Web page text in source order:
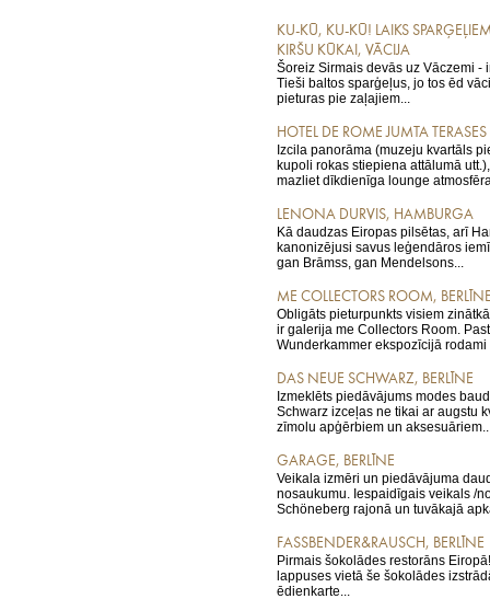
KU-KŪ, KU-KŪ! LAIKS
KIRŠU KŪKAI, VĀCIJA
Šoreiz Sirmais devās uz Vāczemi -
Tieši baltos sparģeļus, jo tos ēd
pieturas pie zaļajiem...
HOTEL DE ROME JUMTA
Izcila panorāma (muzeju kvartāls
kupoli rokas stiepiena attālumā
mazliet dīkdienīga lounge
LENONA DURVIS, HAMBURGA
Kā daudzas Eiropas pilsētas, arī
kanonizējusi savus leģendāros
gan Brāmss, gan Mendelsons...
ME COLLECTORS ROOM,
Obligāts pieturpunkts visiem
ir galerija me Collectors Room.
Wunderkammer ekspozīcijā rodami
DAS NEUE SCHWARZ, BERLĪNE
Izmeklēts piedāvājums modes
Schwarz izceļas ne tikai ar augstu
zīmolu apģērbiem un
GARAGE, BERLĪNE
Veikala izmēri un piedāvājuma
nosaukumu. Iespaidīgais veikals /
Schöneberg rajonā un tuvākajā
FASSBENDER&RAUSCH, BERLĪNE
Pirmais šokolādes restorāns
lappuses vietā še šokolādes
ēdienkarte...